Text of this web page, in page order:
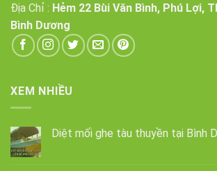
Địa Chỉ : Hẻm 22 Bùi Văn Bình, Phú Lợi,
Bình Dương
XEM NHIỀU
Diệt mối ghe tàu thuyền tại Bình